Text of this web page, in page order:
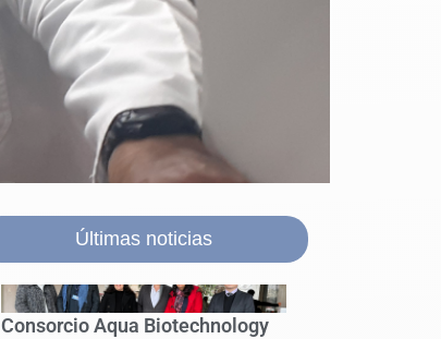
Últimas noticias
Consorcio Aqua Biotechnology